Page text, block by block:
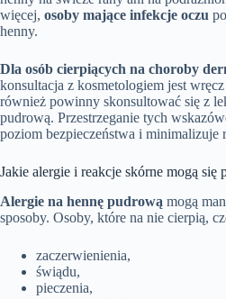
więcej, osoby mające infekcje oczu
henny.
Dla osób cierpiących na choroby
konsultacja z kosmetologiem jest
również powinny skonsultować się z
pudrową. Przestrzeganie tych
poziom bezpieczeństwa i minimalizuje
Jakie alergie i reakcje skórne mogą się
Alergie na hennę pudrową mogą
sposoby. Osoby, które na nie cierpią,
zaczerwienienia,
świądu,
pieczenia,